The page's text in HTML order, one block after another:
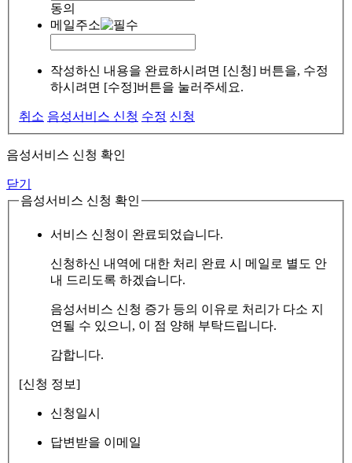
동의
메일주소
작성하신 내용을 완료하시려면 [신청] 버튼을, 수정
하시려면 [수정]버튼을 눌러주세요.
취소 음성서비스 신청 수정 신청
음성서비스 신청 확인
닫기
음성서비스 신청 확인
서비스 신청이 완료되었습니다.
신청하신 내역에 대한 처리 완료 시 메일로 별도 안
내 드리도록 하겠습니다.
음성서비스 신청 증가 등의 이유로 처리가 다소 지
연될 수 있으니, 이 점 양해 부탁드립니다.
감합니다.
[신청 정보]
신청일시
답변받을 이메일